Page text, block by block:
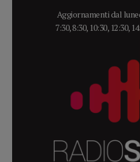
Aggiornamenti dal
7:30, 8:30, 10:30, 12:30,